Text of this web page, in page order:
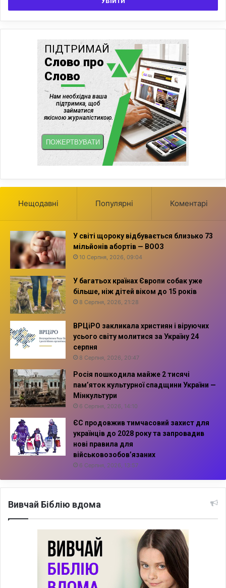
Нещодавні Популярні Коментарі
У світі щороку відбувається близько 73
мільйонів абортів — ВООЗ
10 Серпня, 2026, 09:04
У багатьох країнах Європи собак уже
більше, ніж дітей віком до 15 років
8 Серпня, 2026, 21:28
ВРЦіРО закликала християн і віруючих
усього світу молитися за Україну 24
серпня
8 Серпня, 2026, 20:47
Росія пошкодила майже 2 тисячі
пам’яток культурної спадщини України —
Мінкультури
6 Серпня, 2026, 14:10
ЄС продовжив тимчасовий захист для
українців до 2028 року та запровадив
нові правила для
військовозобов’язаних
6 Серпня, 2026, 13:57
Вивчай Біблію вдома